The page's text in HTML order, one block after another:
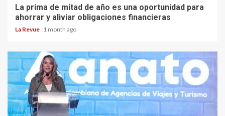
La prima de mitad de año es una oportunidad para
ahorrar y aliviar obligaciones financieras
La Revue 1 month ago